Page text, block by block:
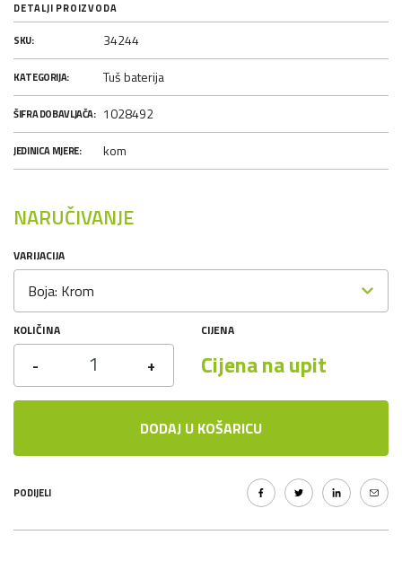
DETALJI PROIZVODA
SKU: 34244
KATEGORIJA: Tuš baterija
ŠIFRA DOBAVLJAČA: 1028492
JEDINICA MJERE: kom
NARUČIVANJE
VARIJACIJA
Boja: Krom
KOLIČINA
- +
CIJENA
Cijena na upit
DODAJ U KOŠARICU
PODIJELI